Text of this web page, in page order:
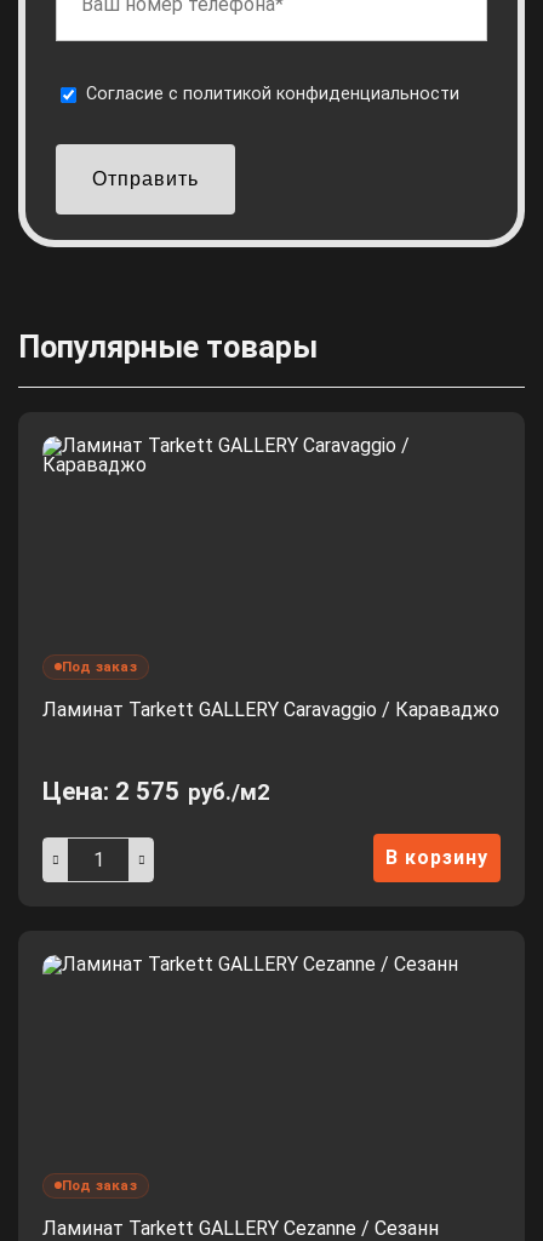
Cогласие сполитикой конфиденциальности
Отправить
Популярные товары
Под заказ
Ламинат Tarkett GALLERY Caravaggio / Караваджо
Цена: 2 575 руб./м2
В корзину
Под заказ
Ламинат Tarkett GALLERY Cezanne / Сезанн